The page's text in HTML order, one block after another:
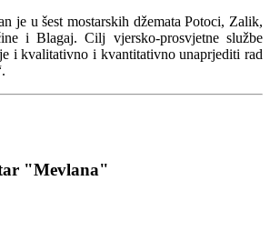
je u šest mostarskih džemata Potoci, Zalik,
i Blagaj. Cilj vjersko-prosvjetne službe
i kvalitativno i kvantitativno unaprjediti rad
"Mevlana"